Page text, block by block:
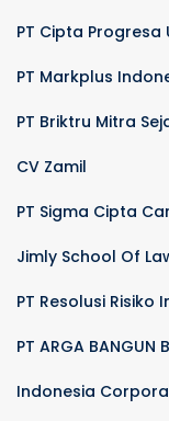
PT Cipta Progresa
PT Markplus
PT Briktru Mitra
CV Zamil
PT Sigma Cipta
Jimly School Of
PT Resolusi Risiko
PT ARGA BANGUN
Indonesia